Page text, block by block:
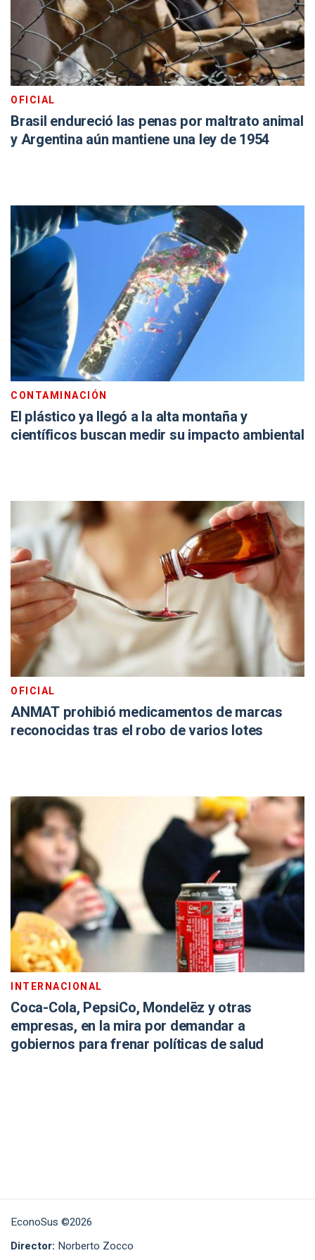
OFICIAL
Brasil endureció las penas por maltrato animal
y Argentina aún mantiene una ley de 1954
CONTAMINACIÓN
El plástico ya llegó a la alta montaña y
científicos buscan medir su impacto ambiental
OFICIAL
ANMAT prohibió medicamentos de marcas
reconocidas tras el robo de varios lotes
INTERNACIONAL
Coca-Cola, PepsiCo, Mondelēz y otras
empresas, en la mira por demandar a
gobiernos para frenar políticas de salud
EconoSus ©2026
Director: Norberto Zocco